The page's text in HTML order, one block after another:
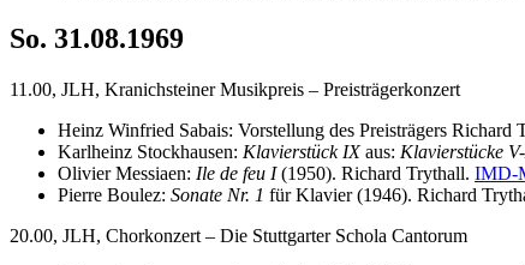
So. 31.08.1969
11.00, JLH, Kranichsteiner Musikpreis – Preisträgerkonzert
Heinz Winfried Sabais: Vorstellung des Preisträgers Richard
Karlheinz Stockhausen: Klavierstück IXaus: Klavierstücke
Olivier Messiaen: Ile de feu I(1950). Richard Trythall. IMD-
Pierre Boulez: Sonate Nr. 1 für Klavier (1946). Richard
20.00, JLH, Chorkonzert – Die Stuttgarter Schola Cantorum